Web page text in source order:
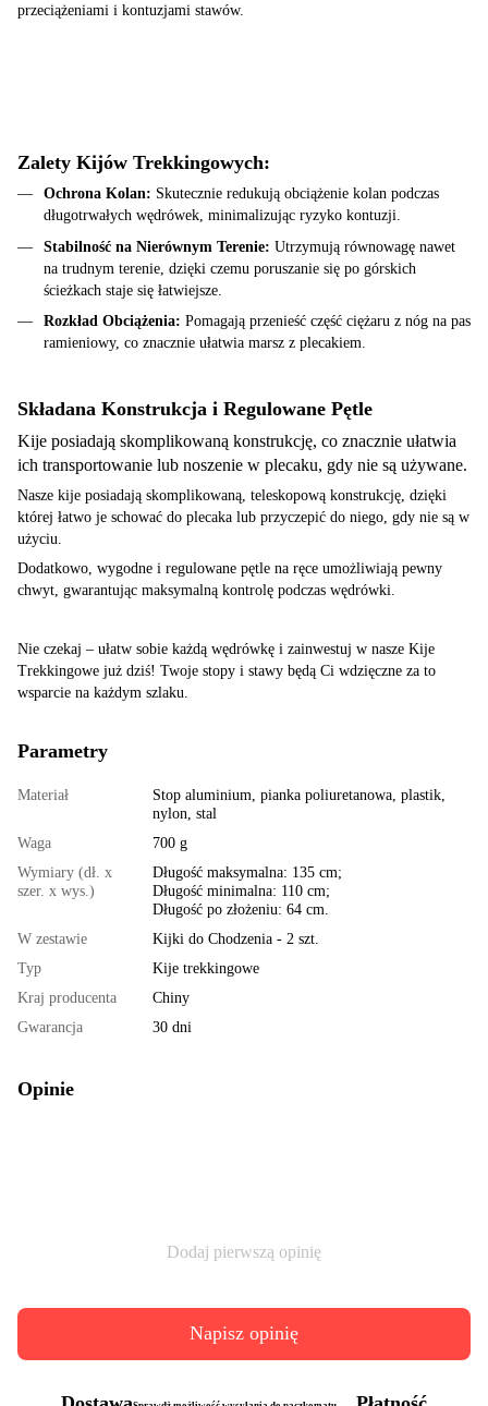
przeciążeniami i kontuzjami stawów.
Zalety Kijów Trekkingowych:
Ochrona Kolan: Skutecznie redukują obciążenie kolan podczas
długotrwałych wędrówek, minimalizując ryzyko kontuzji.
Stabilność na Nierównym Terenie: Utrzymują równowagę nawet
na trudnym terenie, dzięki czemu poruszanie się po górskich
ścieżkach staje się łatwiejsze.
Rozkład Obciążenia: Pomagają przenieść część ciężaru z nóg na pas
ramieniowy, co znacznie ułatwia marsz z plecakiem.
Składana Konstrukcja i Regulowane Pętle
Kije posiadają skomplikowaną konstrukcję, co znacznie ułatwia
ich transportowanie lub noszenie w plecaku, gdy nie są używane.
Nasze kije posiadają skomplikowaną, teleskopową konstrukcję, dzięki
której łatwo je schować do plecaka lub przyczepić do niego, gdy nie są w
użyciu.
Dodatkowo, wygodne i regulowane pętle na ręce umożliwiają pewny
chwyt, gwarantując maksymalną kontrolę podczas wędrówki.
Nie czekaj – ułatw sobie każdą wędrówkę i zainwestuj w nasze Kije
Trekkingowe już dziś! Twoje stopy i stawy będą Ci wdzięczne za to
wsparcie na każdym szlaku.
Parametry
Materiał
Stop aluminium, pianka poliuretanowa, plastik,
nylon, stal
Waga
700 g
Wymiary (dł. x
szer. x wys.)
Długość maksymalna: 135 cm;
Długość minimalna: 110 cm;
Długość po złożeniu: 64 cm.
W zestawie
Kijki do Chodzenia - 2 szt.
Typ
Kije trekkingowe
Kraj producenta
Chiny
Gwarancja
30 dni
Opinie
Dodaj pierwszą opinię
Napisz opinię